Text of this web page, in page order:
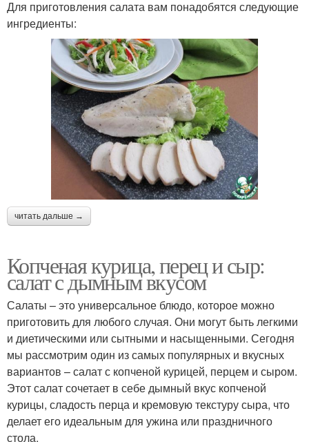
Для приготовления салата вам понадобятся следующие
ингредиенты:
читать дальше →
Копченая курица, перец и сыр:
салат с дымным вкусом
Салаты – это универсальное блюдо, которое можно
приготовить для любого случая. Они могут быть легкими
и диетическими или сытными и насыщенными. Сегодня
мы рассмотрим один из самых популярных и вкусных
вариантов – салат с копченой курицей, перцем и сыром.
Этот салат сочетает в себе дымный вкус копченой
курицы, сладость перца и кремовую текстуру сыра, что
делает его идеальным для ужина или праздничного
стола.